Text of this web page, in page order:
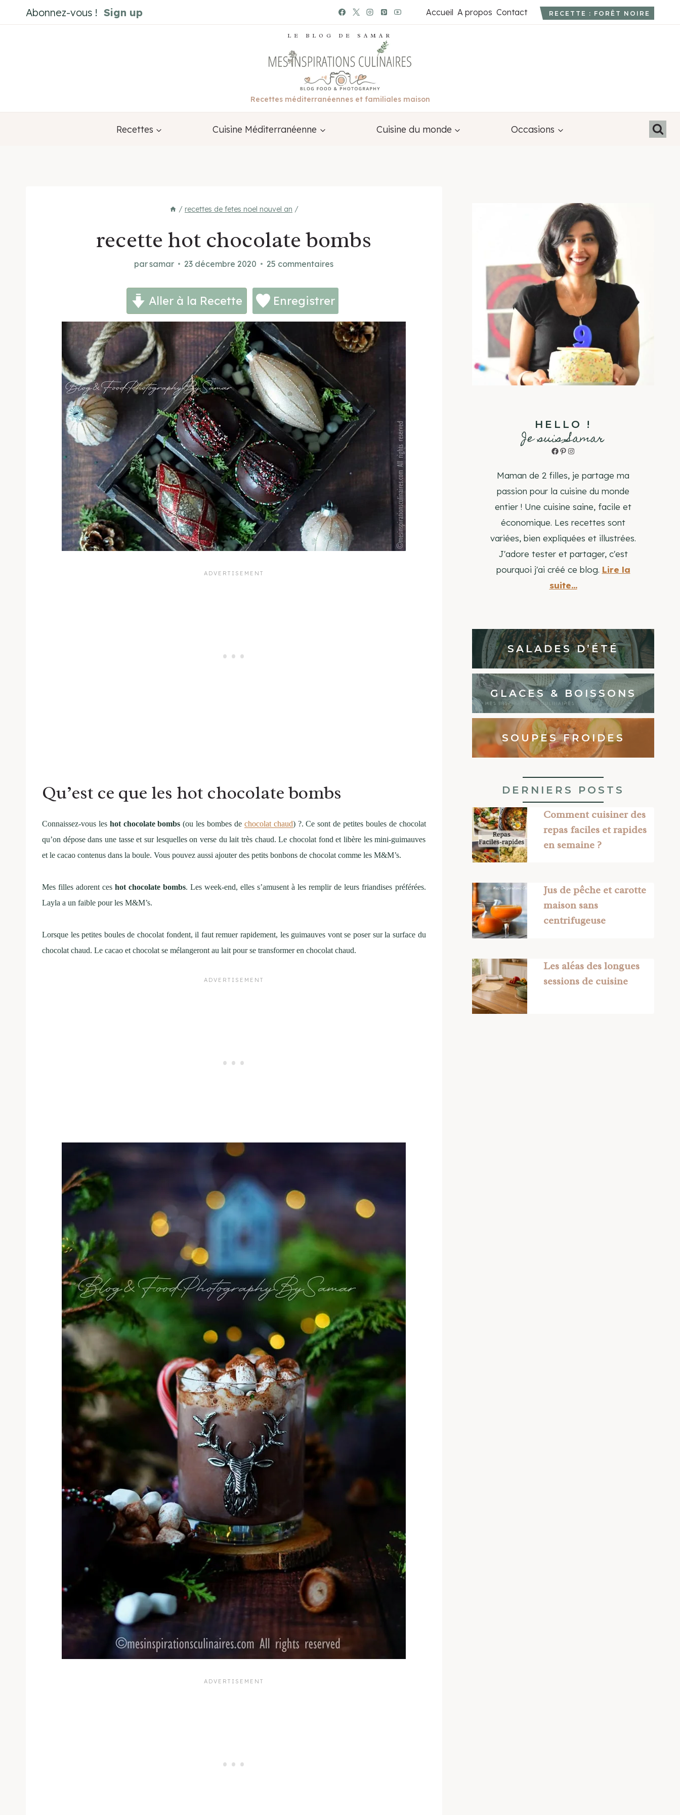
au
Abonnez-vous ! Sign up Accueil A propos Contact RECETTE : FORÊT NOIRE
LE BLOG DE SAMAR
Recettes méditerranéennes et familiales maison
Recettes Cuisine Méditerranéenne Cuisine du monde Occasions
/ recettes de fetes noel nouvel an /
recette hot chocolate bombs
parsamar 23 décembre 2020 25 commentaires
Aller à la Recette Enregistrer
Qu’est ce que les hot chocolate bombs
Connaissez-vous les hot chocolate bombs (ou les bombes de chocolat chaud) ?. Ce sont de petites boules de chocolat
qu’on dépose dans une tasse et sur lesquelles on verse du lait très chaud. Le chocolat fond et libère les mini-guimauves
et le cacao contenus dans la boule. Vous pouvez aussi ajouter des petits bonbons de chocolat comme les M&M’s.
Mes filles adorent ceshot chocolate bombs. Les week-end, elles s’amusent à les remplir de leurs friandises préférées.
Layla a un faible pour les M&M’s.
Lorsque les petites boules de chocolat fondent, il faut remuer rapidement, les guimauves vont se poser sur la surface du
chocolat chaud. Le cacao et chocolat se mélangeront au lait pour se transformer en chocolat chaud.
HELLO !
Je suis Samar
Facebook
Pinterest
Instagram
Maman de 2 filles, je partage ma
passion pour la cuisine du monde
entier ! Une cuisine saine, facile et
économique. Les recettes sont
variées, bien expliquées et illustrées.
J'adore tester et partager, c'est
pourquoi j'ai créé ce blog. Lire la
suite...
SALADES D’ÉTÉ
GLACES & BOISSONS
SOUPES FROIDES
DERNIERS POSTS
Comment cuisiner des
repas faciles et rapides
en semaine ?
Jus de pêche et carotte
maison sans
centrifugeuse
Les aléas des longues
sessions de cuisine